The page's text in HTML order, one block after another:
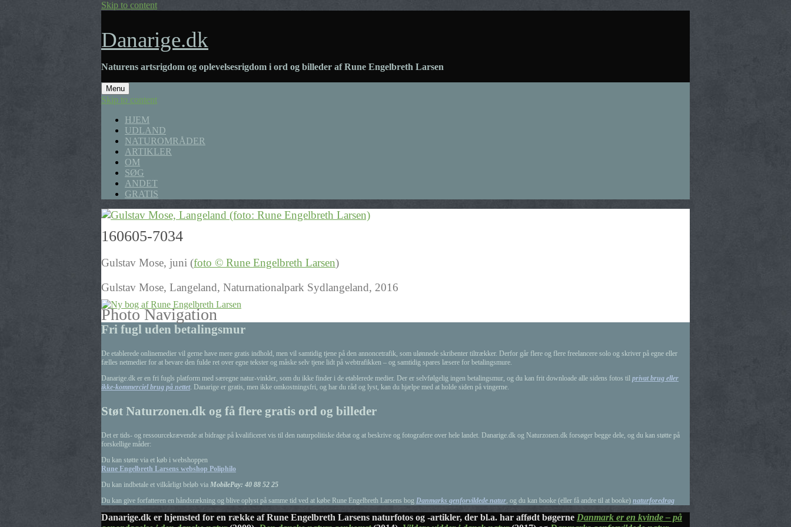
Skip to content
Danarige.dk
Naturens artsrigdom og oplevelsesrigdom i ord og billeder af Rune Engelbreth Larsen
Menu
Skip to content
HJEM
UDLAND
NATUROMRÅDER
ARTIKLER
OM
SØG
ANDET
GRATIS
160605-7034
Gulstav Mose, juni (foto © Rune Engelbreth Larsen)
Gulstav Mose, Langeland, Naturnationalpark Sydlangeland, 2016
Photo Navigation
Fri fugl uden betalingsmur
De etablerede onlinemedier vil gerne have mere gratis indhold, men vil samtidig tjene på den annoncetrafik, som ulønnede skribenter tiltrækker. Derfor går flere og flere freelancere solo og skriver på egne eller
fælles netmedier for at bevare den fulde ret over egne tekster og måske selv tjene lidt på webtrafikken – og samtidig spares læsere for betalingsmure.
Danarige.dk er en fri fugls platform med særegne natur-vinkler, som du ikke finder i de etablerede medier. Der er selvfølgelig ingen betalingsmur, og du kan frit downloade alle sidens fotos til privat brug eller
ikke-kommerciel brug på nettet. Danarige er gratis, men ikke omkostningsfri, og har du råd og lyst, kan du hjælpe med at holde siden på vingerne.
Støt Naturzonen.dk og få flere gratis ord og billeder
Det er tids- og ressourcekrævende at bidrage på kvalificeret vis til den naturpolitiske debat og at beskrive og fotografere over hele landet. Danarige.dk og Naturzonen.dk forsøger begge dele, og du kan støtte på
forskellige måder:
Du kan støtte via et køb i webshoppen
Rune Engelbreth Larsens webshop Poliphilo
Du kan indbetale et vilkårligt beløb via MobilePay: 40 88 52 25
Du kan give forfatteren en håndsrækning og blive oplyst på samme tid ved at købe Rune Engelbreth Larsens bog Danmarks genforvildede natur , og du kan booke (eller få andre til at booke) naturforedrag
Danarige.dk er hjemsted for en række af Rune Engelbreth Larsens naturfotos og -artikler, der bl.a. har affødt bøgerne Danmark er en kvinde – på